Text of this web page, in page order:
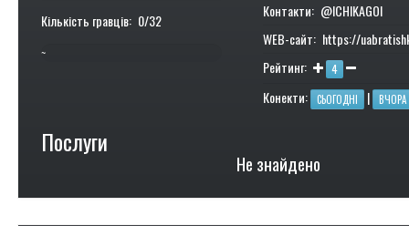
Кількість гравців: 0/32
~
Контакти: @lCHIKAGOl
WEB-сайт: https://
Рейтинг:
4
Конекти: СЬОГОДНІ | ВЧОРА
Послуги
Не знайдено